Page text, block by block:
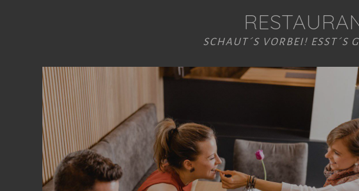
SCHAUT´S VORBEI! ESST´S